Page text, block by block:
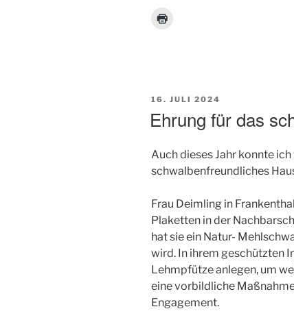
VERÖFFENTLICHT
16. JULI 2024
Ehrung für das
Auch dieses Jahr konnte
schwalbenfreundliches
Frau Deimling in
Plaketten in der
hat sie ein Natur-
wird. In ihrem geschützten
Lehmpfütze anlegen, um
eine vorbildliche
Engagement.